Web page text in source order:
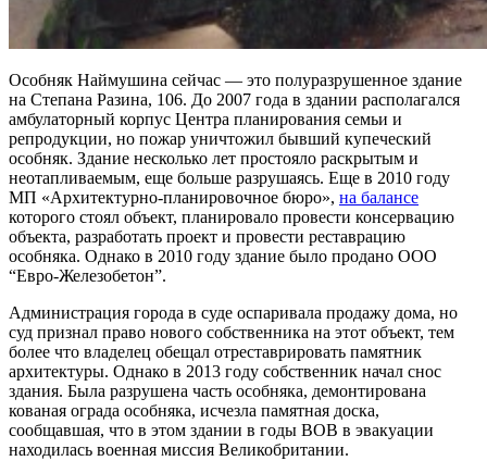
Особняк Наймушина сейчас — это полуразрушенное здание
на Степана Разина, 106. До 2007 года в здании располагался
амбулаторный корпус Центра планирования семьи и
репродукции, но пожар уничтожил бывший купеческий
особняк. Здание несколько лет простояло раскрытым и
неотапливаемым, еще больше разрушаясь. Еще в 2010 году
МП «Архитектурно-планировочное бюро», на балансе
которого стоял объект, планировало провести консервацию
объекта, разработать проект и провести реставрацию
особняка. Однако в 2010 году здание было продано ООО
“Евро-Железобетон”.
Администрация города в суде оспаривала продажу дома, но
суд признал право нового собственника на этот объект, тем
более что владелец обещал отреставрировать памятник
архитектуры. Однако в 2013 году собственник начал снос
здания. Была разрушена часть особняка, демонтирована
кованая ограда особняка, исчезла памятная доска,
сообщавшая, что в этом здании в годы ВОВ в эвакуации
находилась военная миссия Великобритании.